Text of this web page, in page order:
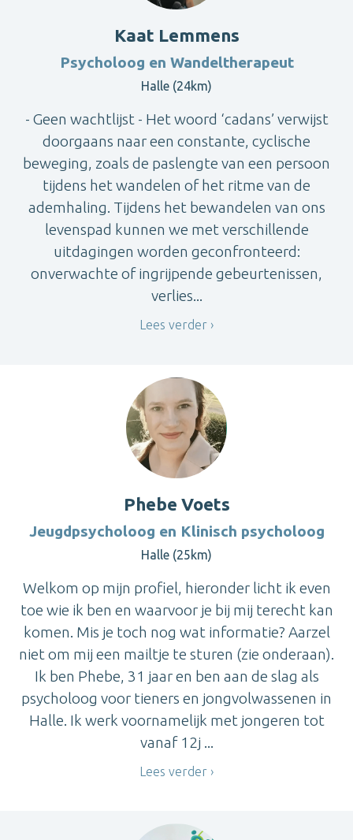
Kaat Lemmens
Psycholoog en Wandeltherapeut
Halle (24km)
- Geen wachtlijst - Het woord ‘cadans’ verwijst
doorgaans naar een constante, cyclische
beweging, zoals de paslengte van een persoon
tijdens het wandelen of het ritme van de
ademhaling. Tijdens het bewandelen van ons
levenspad kunnen we met verschillende
uitdagingen worden geconfronteerd:
onverwachte of ingrijpende gebeurtenissen,
verlies...
Lees verder
Phebe Voets
Jeugdpsycholoog en Klinisch psycholoog
Halle (25km)
Welkom op mijn profiel, hieronder licht ik even
toe wie ik ben en waarvoor je bij mij terecht kan
komen. Mis je toch nog wat informatie? Aarzel
niet om mij een mailtje te sturen (zie onderaan).
Ik ben Phebe, 31 jaar en ben aan de slag als
psycholoog voor tieners en jongvolwassenen in
Halle. Ik werk voornamelijk met jongeren tot
vanaf 12j ...
Lees verder